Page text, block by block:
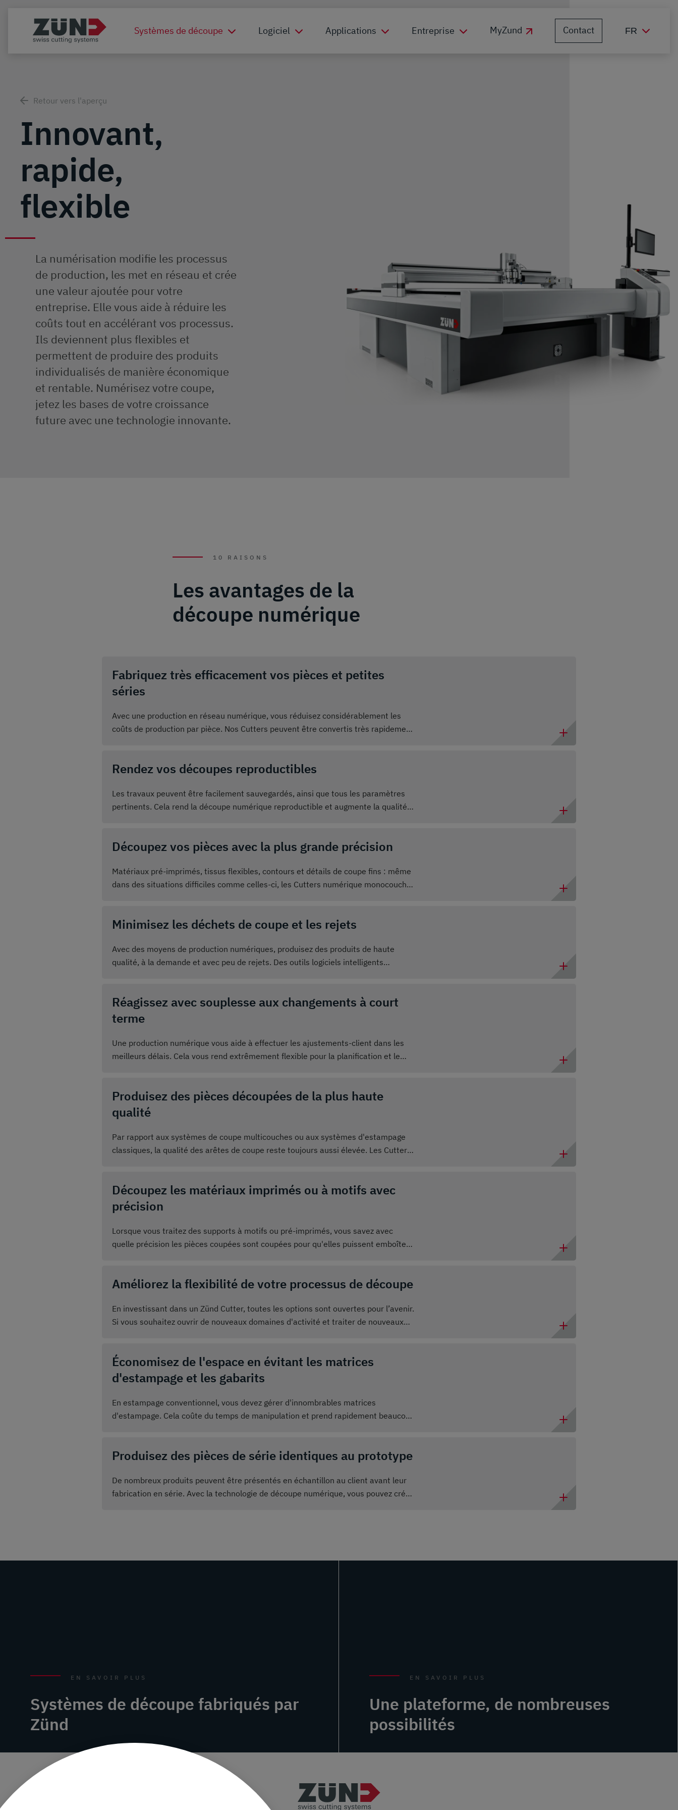
Systèmes de découpe Logiciel Applications Entreprise MyZund Contact
Retour vers l'aperçu
Innovant,
rapide,
flexible
La numérisation modifie les processus
de production, les met en réseau et crée
une valeur ajoutée pour votre
entreprise. Elle vous aide à réduire les
coûts tout en accélérant vos processus.
Ils deviennent plus flexibles et
permettent de produire des produits
individualisés de manière économique
et rentable. Numérisez votre coupe,
jetez les bases de votre croissance
future avec une technologie innovante.
10 RAISONS
Les avantages de la
découpe numérique
Fabriquez très efficacement vos pièces et petites
séries
Avec une production en réseau numérique, vous réduisez considérablement les
coûts de production par pièce. Nos Cutters peuvent être convertis très rapidement
Rendez vos découpes reproductibles
Les travaux peuvent être facilement sauvegardés, ainsi que tous les paramètres
pertinents. Cela rend la découpe numérique reproductible et augmente la qualité
Découpez vos pièces avec la plus grande précision
Matériaux pré-imprimés, tissus flexibles, contours et détails de coupe fins : même
dans des situations difficiles comme celles-ci, les Cutters numérique monocouche
sur la qualité de la découpe.
Minimisez les déchets de coupe et les rejets
Avec des moyens de production numériques, produisez des produits de haute
qualité, à la demande et avec peu de rejets. Des outils logiciels intelligents
minimum les déchets de coupe. La production numérisée élimine les erreurs de
production et donc les déchets de coupe.
Réagissez avec souplesse aux changements à court
terme
Une production numérique vous aide à effectuer les ajustements-client dans les
meilleurs délais. Cela vous rend extrêmement flexible pour la planification et le
Produisez des pièces découpées de la plus haute
qualité
Par rapport aux systèmes de coupe multicouches ou aux systèmes d'estampage
classiques, la qualité des arêtes de coupe reste toujours aussi élevée. Les Cutters
Découpez les matériaux imprimés ou à motifs avec
précision
Lorsque vous traitez des supports à motifs ou pré-imprimés, vous savez avec
quelle précision les pièces coupées sont coupées pour qu'elles puissent emboîter
Améliorez la flexibilité de votre processus de découpe
En investissant dans un Zünd Cutter, toutes les options sont ouvertes pour l’avenir.
Si vous souhaitez ouvrir de nouveaux domaines d'activité et traiter de nouveaux
Économisez de l'espace en évitant les matrices
d'estampage et les gabarits
En estampage conventionnel, vous devez gérer d'innombrables matrices
d'estampage. Cela coûte du temps de manipulation et prend rapidement beaucoup
contours de découpe demande tout au plus un peu d’espace sur votre ordinateur.
Produisez des pièces de série identiques au prototype
De nombreux produits peuvent être présentés en échantillon au client avant leur
fabrication en série. Avec la technologie de découpe numérique, vous pouvez créer
EN SAVOIR PLUS
Systèmes de découpe fabriqués par
Zünd
EN SAVOIR PLUS
Une plateforme, de nombreuses
possibilités